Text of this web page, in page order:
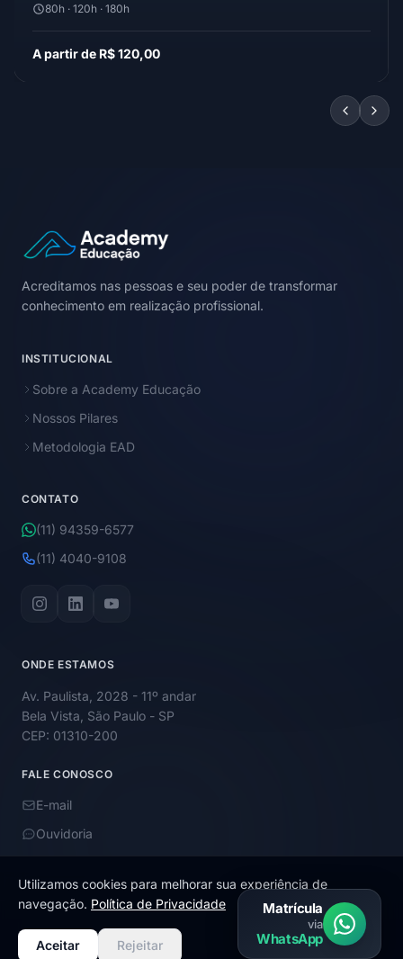
80h · 120h · 180h
A partir de R$ 120,00
Acreditamos nas pessoas e seu poder de transformar
conhecimento em realização profissional.
INSTITUCIONAL
Sobre a Academy Educação
Nossos Pilares
Metodologia EAD
CONTATO
(11) 94359-6577
(11) 4040-9108
ONDE ESTAMOS
Av. Paulista, 2028 - 11º andar
Bela Vista, São Paulo - SP
CEP: 01310-200
FALE CONOSCO
E-mail
Ouvidoria
© 2026 Academy Educação. Todos os direitos reservados.
Termos de uso e política de privacidade
Matrícula
via
WhatsApp
Utilizamos cookies para melhorar sua experiência de
navegação. Política de Privacidade
Aceitar Rejeitar